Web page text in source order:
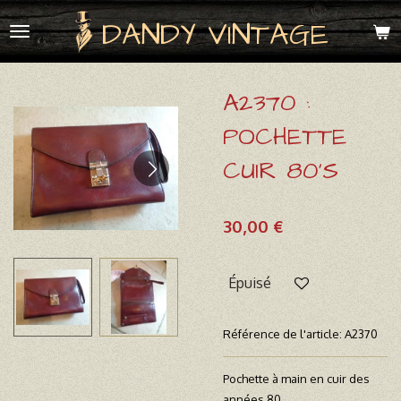
Passer
au
contenu
DANDY VINTAGE
A2370 :
POCHETTE
CUIR 80'S
30,00 €
Épuisé
Référence de l'article: A2370
Pochette à main en cuir des